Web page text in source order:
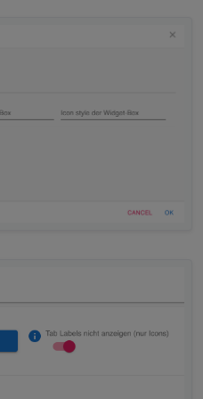
ioBroker.jarvis/wiki/Gewerke-